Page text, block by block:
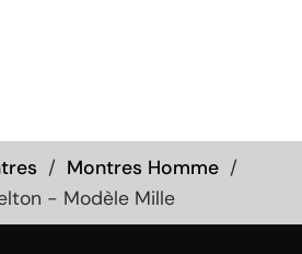
Montres Homme
- Modèle Mille